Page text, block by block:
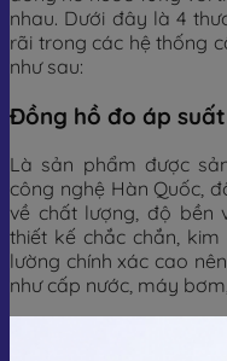
nhau. Dưới đây là 4
rãi trong các hệ thống
như sau:
Đồng hồ đo áp suất
Là sản phẩm được
công nghệ Hàn Quốc,
về chất lượng, độ bền
thiết kế chắc chắn,
lường chính xác cao
như cấp nước, máy